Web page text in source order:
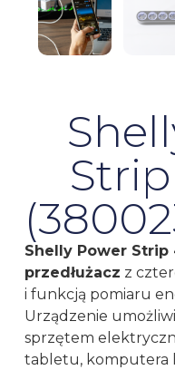
Shelly Power
przedłużacz z
i funkcją pomiaru
Urządzenie
sprzętem
tabletu, komputera